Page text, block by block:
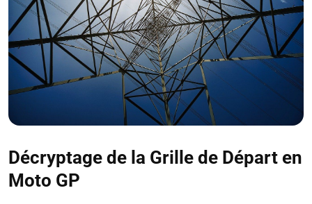
Décryptage de la Grille de Départ en
Moto GP